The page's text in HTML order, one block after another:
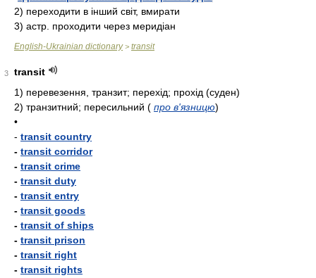
2) переходити в інший світ, вмирати
3) acтp. проходити через меридіан
English-Ukrainian dictionary> transit
3
transit
1) перевезення, транзит; перехід; прохід (суден)
2) транзитний; пересильний ( про в'язницю)
•
- transit country
- transit corridor
- transit crime
- transit duty
- transit entry
- transit goods
- transit of ships
- transit prison
- transit right
- transit rights